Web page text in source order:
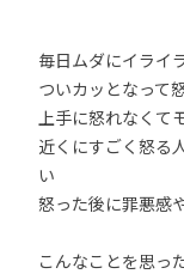
毎日ムダにイライ
ついカッとなって
上手に怒れなくて
近くにすごく怒る
い
怒った後に罪悪感
こんなことを思っ